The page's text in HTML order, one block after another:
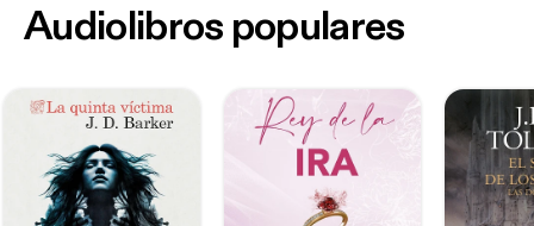
Audiolibros populares